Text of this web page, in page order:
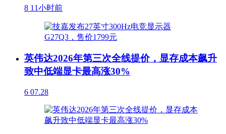
8 11小时前
英伟达2026年第三次全线提价，显存成本飙升
致中低端显卡最高涨30%
6 07.28